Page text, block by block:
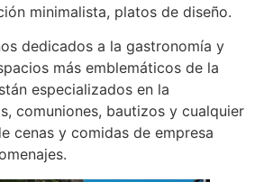
minimalista, platos de diseño.
dedicados a la gastronomía y
más emblemáticos de la
especializados en la
comuniones, bautizos y cualquier
cenas y comidas de empresa